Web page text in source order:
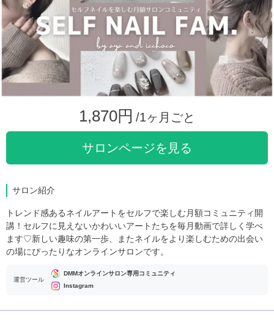
1,870円 /1ヶ月ごと
サロンページを見る
サロン紹介
トレンド感あるネイルアートをセルフで楽しむ月額コミュニティ開
講！セルフに見えないかわいいアートたちを毎月動画で詳しく学べ
ます♡新しい趣味の第一歩、またネイルをより楽しむための出会い
の場にぴったりなオンラインサロンです。
運営ツール
DMMオンラインサロン専用コミュニティ
Instagram